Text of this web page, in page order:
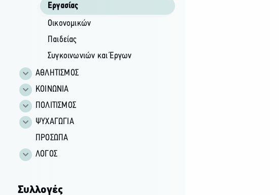
Εργασίας
Οικονομικών
Παιδείας
Συγκοινωνιών και Έργων
ΑΘΛΗΤΙΣΜΟΣ
ΚΟΙΝΩΝΙΑ
ΠΟΛΙΤΙΣΜΟΣ
ΨΥΧΑΓΩΓΙΑ
ΠΡΟΣΩΠΑ
ΛΟΓΟΣ
Συλλογές